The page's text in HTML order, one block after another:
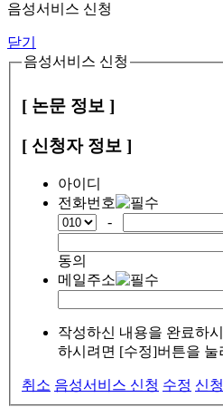
음성서비스 신청
닫기
음성서비스 신청
[ 논문 정보 ]
[ 신청자 정보 ]
아이디
전화번호
-
동의
메일주소
작성하신 내용을 완료하
하시려면 [수정]버튼을 눌
취소 음성서비스 신청 수정 신청